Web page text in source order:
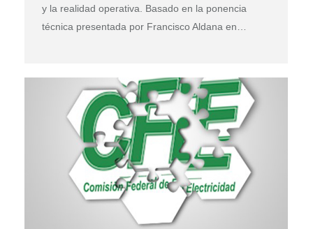
y la realidad operativa. Basado en la ponencia
técnica presentada por Francisco Aldana en…